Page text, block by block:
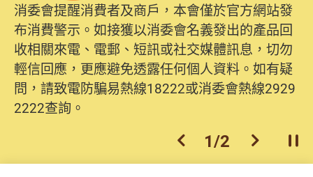
消委會提醒消費者及商戶，本會僅於官方網站發
布消費警示。如接獲以消委會名義發出的產品回
收相關來電、電郵、短訊或社交媒體訊息，切勿
輕信回應，更應避免透露任何個人資料。如有疑
問，請致電防騙易熱線18222或消委會熱線2929
2222查詢。
上一個
1/2 下一個開